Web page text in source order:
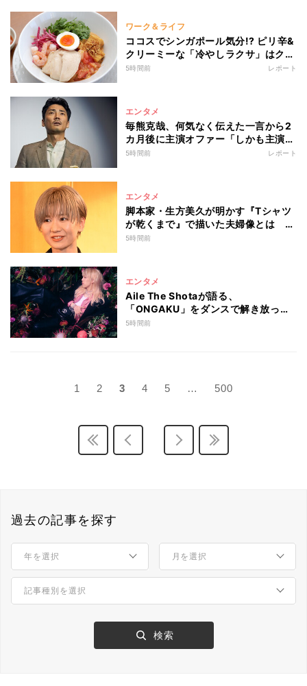
ワーク＆ライフ
ココスでシンガポール気分!? ピリ辛&
クリーミーな「冷やしラクサ」はクセ
になる一杯だった
5時間前 レポート
エンタメ
毎熊克哉、何気なく伝えた一言から2
カ月後に主演オファー「しかも主演じ
ゃないですか!?」
5時間前 レポート
エンタメ
脚本家・生方美久が明かす『Tシャツ
が乾くまで』で描いた夫婦像とは
「“言えなかったことを持っている夫
5時間前
エンタメ
Aile The Shotaが語る、
「ONGAKU」をダンスで解き放った
理由──夢の代償も希望も抱えて、武
5時間前
1 2 3 4 5 … 500
過去の記事を探す